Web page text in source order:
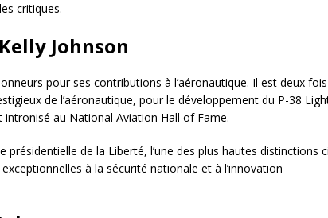
critiques.
Johnson
pour ses contributions à l’aéronautique. Il est deux fois
de l’aéronautique, pour le développement du P-38
intronisé au National Aviation Hall of Fame.
présidentielle de la Liberté, l’une des plus hautes distinctions
à la sécurité nationale et à l’innovation